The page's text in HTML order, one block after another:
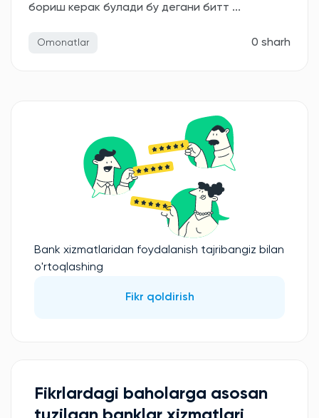
бориш керак булади бу дегани битт ...
Omonatlar 0 sharh
Bank xizmatlaridan foydalanish tajribangiz bilan
o'rtoqlashing
Fikr qoldirish
Fikrlardagi baholarga asosan